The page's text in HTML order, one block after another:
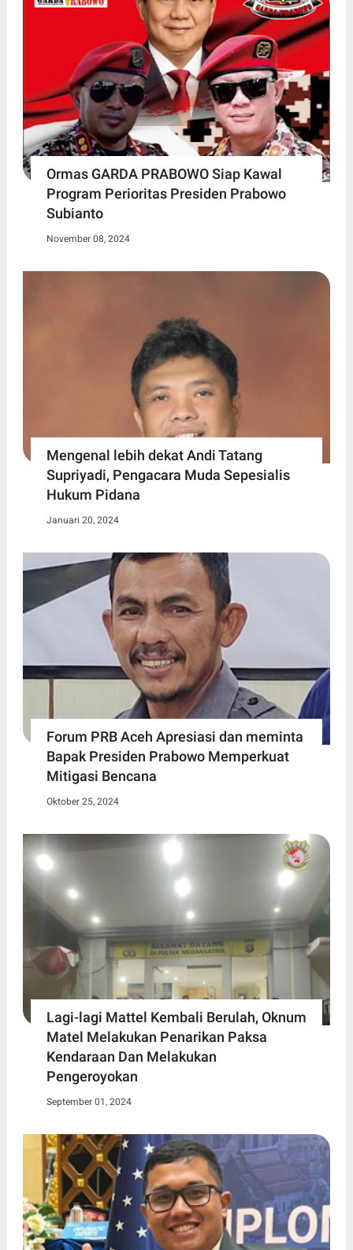
Ormas GARDA PRABOWO Siap Kawal
Program Perioritas Presiden Prabowo
Subianto
November 08, 2024
Mengenal lebih dekat Andi Tatang
Supriyadi, Pengacara Muda Sepesialis
Hukum Pidana
Januari 20, 2024
Forum PRB Aceh Apresiasi dan meminta
Bapak Presiden Prabowo Memperkuat
Mitigasi Bencana
Oktober 25, 2024
Lagi-lagi Mattel Kembali Berulah, Oknum
Matel Melakukan Penarikan Paksa
Kendaraan Dan Melakukan
Pengeroyokan
September 01, 2024